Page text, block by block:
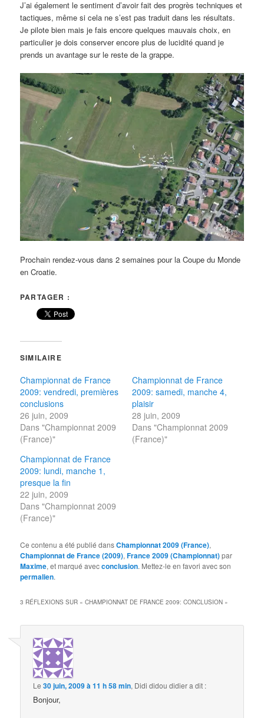
J’ai également le sentiment d’avoir fait des progrès techniques et
tactiques, même si cela ne s’est pas traduit dans les résultats.
Je pilote bien mais je fais encore quelques mauvais choix, en
particulier je dois conserver encore plus de lucidité quand je
prends un avantage sur le reste de la grappe.
Prochain rendez-vous dans 2 semaines pour la Coupe du Monde
en Croatie.
PARTAGER :
SIMILAIRE
Championnat de France
2009: vendredi, premières
conclusions
26 juin, 2009
Dans "Championnat 2009
(France)"
Championnat de France
2009: samedi, manche 4,
plaisir
28 juin, 2009
Dans "Championnat 2009
(France)"
Championnat de France
2009: lundi, manche 1,
presque la fin
22 juin, 2009
Dans "Championnat 2009
(France)"
Ce contenu a été publié dansChampionnat 2009 (France),
Championnat de France (2009),France 2009 (Championnat)par
Maxime, et marqué avecconclusion. Mettez-le en favori avec son
permalien.
3 RÉFLEXIONS SUR «CHAMPIONNAT DE FRANCE 2009: CONCLUSION »
Le30 juin, 2009 à 11 h 58 min, Didi didou didiera dit :
Bonjour,